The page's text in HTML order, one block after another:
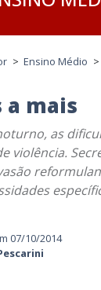
> Ensino Médio >
a mais
as
violência.
07/10/2014